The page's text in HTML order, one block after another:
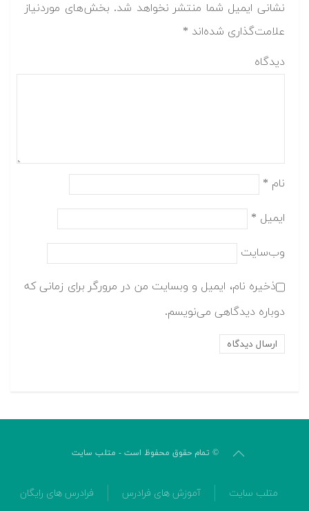
نشانی ایمیل شما منتشر نخواهد شد. بخش‌های موردنیاز
علامت‌گذاری شده‌اند *
دیدگاه
نام *
ایمیل *
وب‌سایت
ذخیره نام، ایمیل و وبسایت من در مرورگر برای زمانی که
دوباره دیدگاهی می‌نویسم.
© تمام حقوق محفوظ است - متلب سایت
متلب سایت آموزش های فرادرس
فرادرس های رایگان